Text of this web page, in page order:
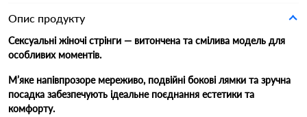
Опис продукту
Сексуальні жіночі стрінги — витончена та смілива модель для
особливих моментів.
М’яке напівпрозоре мереживо, подвійні бокові лямки та зручна
посадка забезпечують ідеальне поєднання естетики та
комфорту.